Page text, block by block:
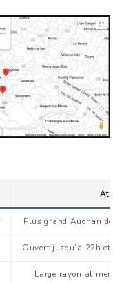
Plus grand Auchan de
Ouvert jusqu’à 22h et
Large rayon